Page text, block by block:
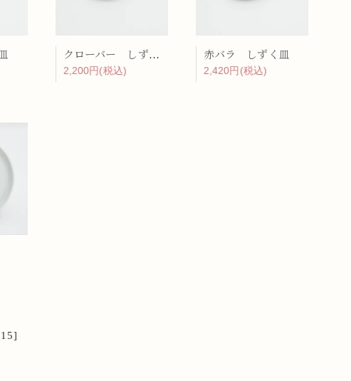
クローバー しずく皿
2,200円(税込)
赤バラ しずく皿
2,420円(税込)